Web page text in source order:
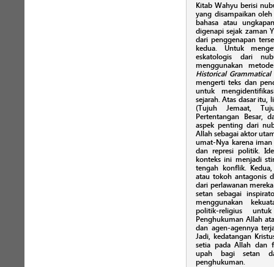
Kitab Wahyu berisi
yang disampaikan
bahasa atau
digenapi sejak zaman
dari penggenapan
kedua. Untuk
eskatologis dari
menggunakan
Historical Grammatical
mengerti teks dan
untuk
sejarah. Atas dasar itu,
(Tujuh Jemaat,
Pertentangan Besar,
aspek penting dari
Allah sebagai aktor
umat-Nya karena
dan represi politik.
konteks ini menjadi
tengah konflik.
atau tokoh antagonis
dari perlawanan
setan sebagai
menggunakan
politik-religius
Penghukuman Allah
dan agen-agennya
Jadi, kedatangan
setia pada Allah dan
upah bagi setan
penghukuman.